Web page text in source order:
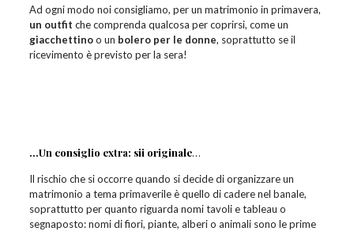
Ad ogni modo noi consigliamo, per un matrimonio in primavera,
un outfit che comprenda qualcosa per coprirsi, come un
giacchettinoo un bolero per le donne, soprattutto se il
ricevimento è previsto per la sera!
…Un consiglio extra: sii originale…
Il rischio che si occorre quando si decide di organizzare un
matrimonio a tema primaverile è quello di cadere nel banale,
soprattutto per quanto riguarda nomi tavoli e tableau o
segnaposto: nomi di fiori, piante, alberi o animali sono le prime